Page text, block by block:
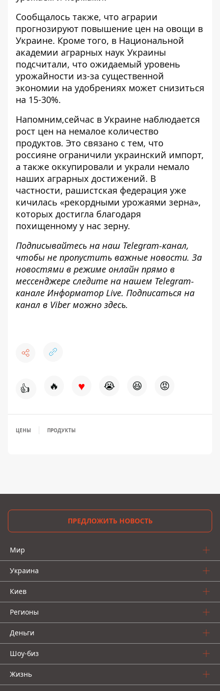
Сообщалось также, что аграрии
прогнозируют повышение цен на овощи в
Украине. Кроме того, в Национальной
академии аграрных наук Украины
подсчитали, что ожидаемый уровень
урожайности из-за существенной
экономии на удобрениях может снизиться
на 15-30%.
Напомним,сейчас в Украине наблюдается
рост цен на немалое количество
продуктов. Это связано с тем, что
россияне ограничили украинский импорт,
а также оккупировали и украли немало
наших аграрных достижений. В
частности, рашистская федерация уже
кичилась «рекордными урожаями зерна»,
которых достигла благодаря
похищенному у нас зерну.
Подписывайтесь на наш Telegram-канал,
чтобы не пропустить важные новости. За
новостями в режиме онлайн прямо в
мессенджере следите на нашем Telegram-
канале Информатор Live. Подписаться на
канал в Viber можно здесь.
👍 🔥 ♥ 😭 😆 😡
ЦЕНЫ ПРОДУКТЫ
ПРЕДЛОЖИТЬ НОВОСТЬ
Мир
Украина
Киев
Регионы
Деньги
Шоу-биз
Жизнь